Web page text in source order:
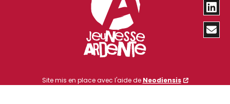
Site mis en place avec l'aide de Neodiensis